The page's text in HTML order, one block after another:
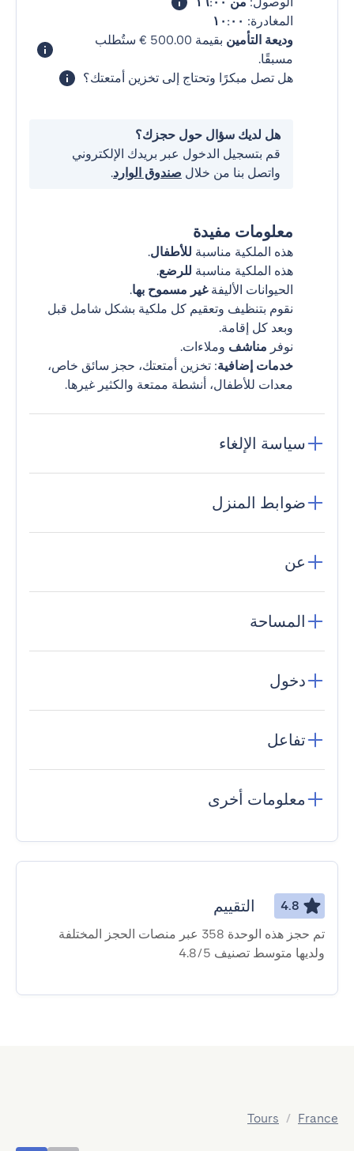
المغادرة: ١٠:٠٠
وديعة التأمين
بقيمة ‏500.00 € ستُطلب
مسبقًا.
هل تصل مبكرًا وتحتاج إلى تخزين أمتعتك؟
هل لديك سؤال حول حجزك؟
قم بتسجيل الدخول عبر بريدك الإلكتروني
واتصل بنا من خلال صندوق الوارد.
معلومات مفيدة
هذه الملكية مناسبة للأطفال.
هذه الملكية مناسبة للرضع.
الحيوانات الأليفةغير مسموح بها.
نقوم بتنظيف وتعقيم كل ملكية بشكل شامل قبل
وبعد كل إقامة.
نوفر مناشف وملاءات.
خدمات إضافية: تخزين أمتعتك، حجز سائق خاص،
معدات للأطفال، أنشطة ممتعة والكثير غيرها.
سياسة الإلغاء
ضوابط المنزل
عن
المساحة
دخول
تفاعل
معلومات أخرى
4.8 التقييم
تم حجز هذه الوحدة 358 عبر منصات الحجز المختلفة
ولديها متوسط ​​تصنيف 4.8/5
France
/
Tours